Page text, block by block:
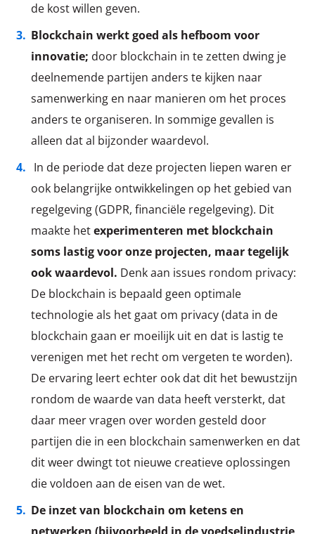
de kost willen geven.
Blockchain werkt goed als hefboom voor
innovatie; door blockchain in te zetten dwing je
deelnemende partijen anders te kijken naar
samenwerking en naar manieren om het proces
anders te organiseren. In sommige gevallen is
alleen dat al bijzonder waardevol.
In de periode dat deze projecten liepen waren er
ook belangrijke ontwikkelingen op het gebied van
regelgeving (GDPR, financiële regelgeving). Dit
maakte hetexperimenteren met blockchain
soms lastig voor onze projecten, maar tegelijk
ook waardevol. Denk aan issues rondom privacy:
De blockchain is bepaald geen optimale
technologie als het gaat om privacy (data in de
blockchain gaan er moeilijk uit en dat is lastig te
verenigen met het recht om vergeten te worden).
De ervaring leert echter ook dat dit het bewustzijn
rondom de waarde van data heeft versterkt, dat
daar meer vragen over worden gesteld door
partijen die in een blockchain samenwerken en dat
dit weer dwingt tot nieuwe creatieve oplossingen
die voldoen aan de eisen van de wet.
De inzet van blockchain om ketens en